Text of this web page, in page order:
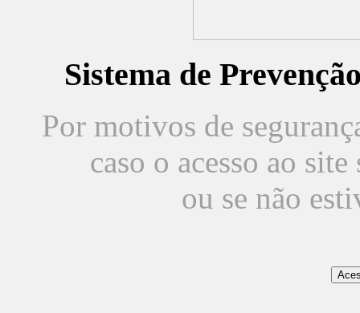
Sistema de
Por motivos de
caso o acesso ao
ou se não